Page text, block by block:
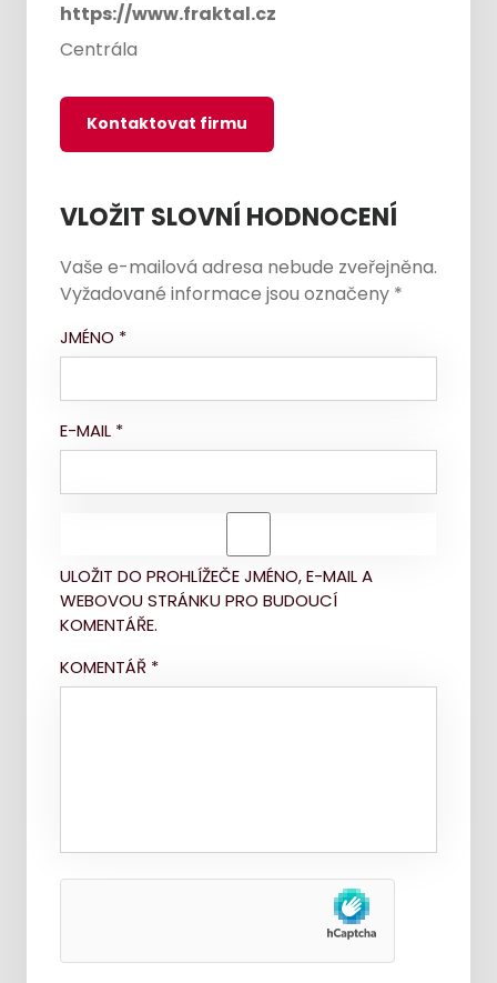
https://www.fraktal.cz
Centrála
Kontaktovat firmu
VLOŽIT SLOVNÍ HODNOCENÍ
Vaše e-mailová adresa nebude zveřejněna.
Vyžadované informace jsou označeny *
JMÉNO *
E-MAIL *
ULOŽIT DO PROHLÍŽEČE JMÉNO, E-MAIL A
WEBOVOU STRÁNKU PRO BUDOUCÍ
KOMENTÁŘE.
KOMENTÁŘ *